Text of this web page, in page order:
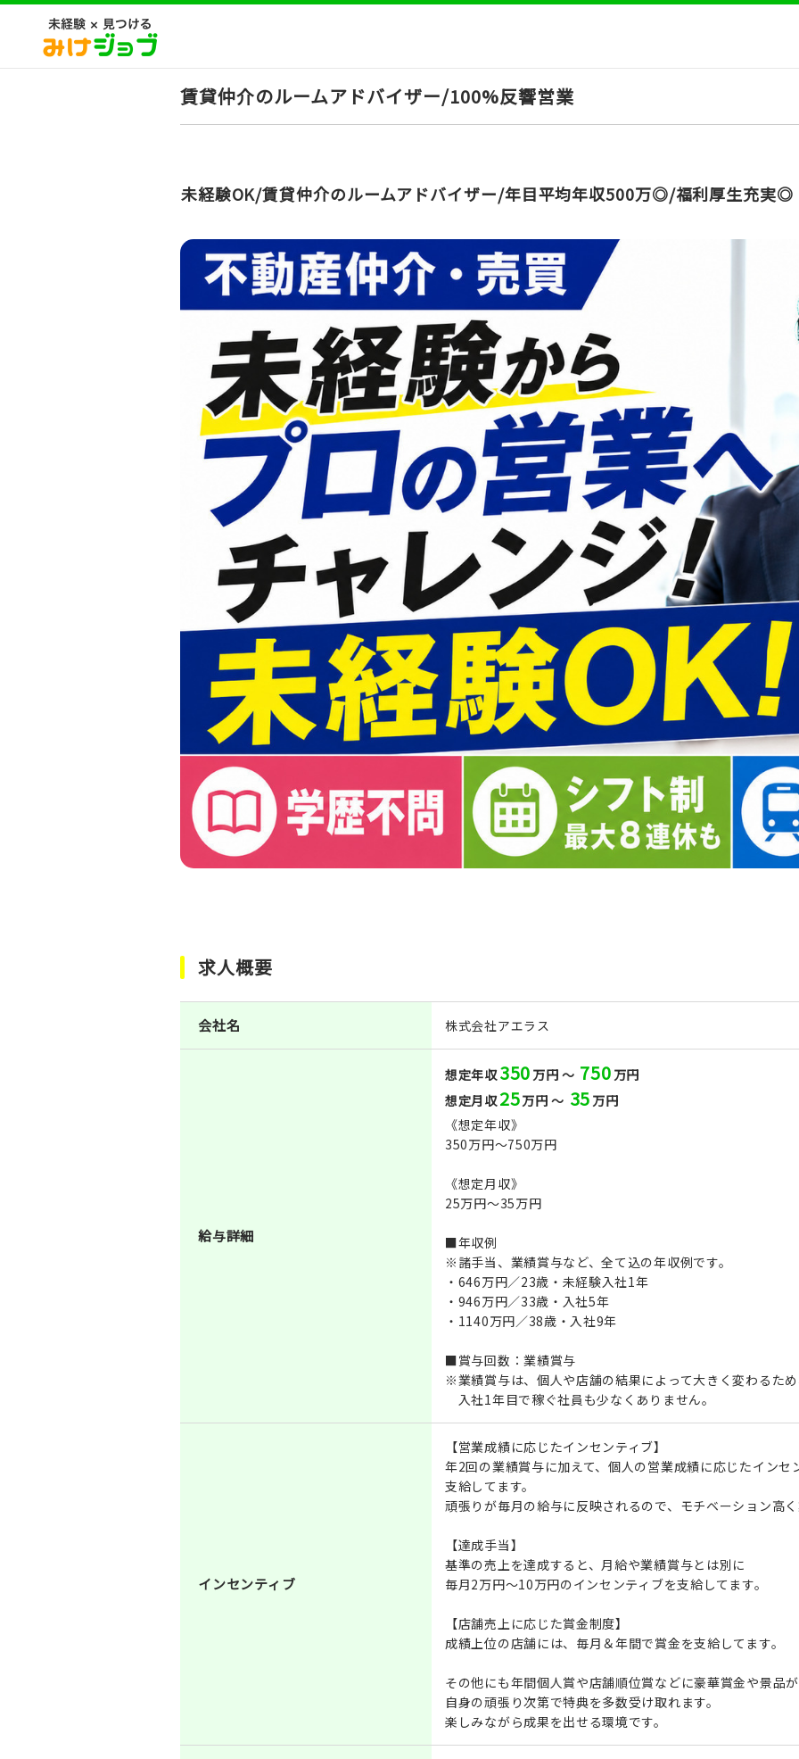
賃貸仲介のルームアドバイザー/100%反響営業
未経験OK/賃貸仲介のルームアドバイザー/年目平均年収500万◎/福利厚生充実◎
求人概要
会社名 株式会社アエラス
給与詳細
想定年収350 万円 ～ 750 万円
想定月収25万円 ～ 35 万円
《想定年収》
350万円～750万円
《想定月収》
25万円～35万円
■年収例
※諸手当、業績賞与など、全て込の年収例です。
・646万円／23歳・未経験入社1年
・946万円／33歳・入社5年
・1140万円／38歳・入社9年
■賞与回数：業績賞与
※業績賞与は、個人や店舗の結果によって大きく変わるた
入社1年目で稼ぐ社員も少なくありません。
インセンティブ
【営業成績に応じたインセンティブ】
年2回の業績賞与に加えて、個人の営業成績に応じたインセ
支給してます。
頑張りが毎月の給与に反映されるので、モチベーション高
【達成手当】
基準の売上を達成すると、月給や業績賞与とは別に
毎月2万円～10万円のインセンティブを支給してます。
【店舗売上に応じた賞金制度】
成績上位の店舗には、毎月＆年間で賞金を支給してます。
その他にも年間個人賞や店舗順位賞などに豪華賞金や景品
自身の頑張り次第で特典を多数受け取れます。
楽しみながら成果を出せる環境です。